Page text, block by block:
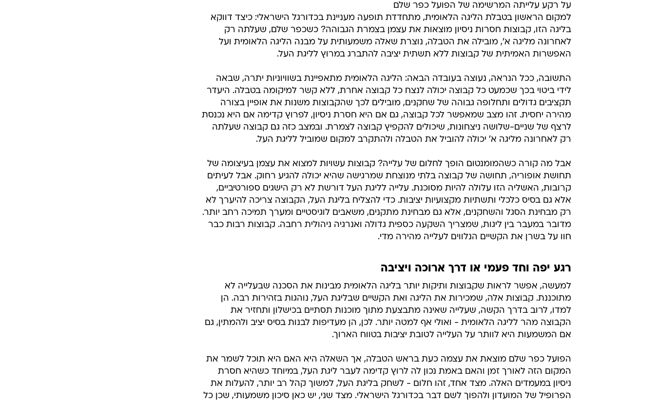
על רקע עלייתה המרשימה של הפועל כפר שלם
למקום הראשון בטבלת הליגה הלאומית, מתחדדת תופעה מעניינת בכדורגל הישראלי: כיצד דווקא
בליגה הזו, קבוצות חסרות ניסיון מוצאות את עצמן בצמרת הגבוהה? כשכפר שלם, שעלתה רק
לאחרונה מליגה א', מובילה את הטבלה, נוצרת שאלה משמעותית על מבנה הליגה הלאומית ועל
האפשרות האמיתית של קבוצות ללא תשתית יציבה להתברג במרוץ לליגת העל.
התשובה, ככל הנראה, נעוצה בעובדה הבאה: הליגה הלאומית מתאפיינת בשוויוניות יתרה, שבאה
לידי ביטוי בכך שכמעט כל קבוצה יכולה לנצח כל קבוצה אחרת, ללא קשר למיקומה בטבלה. היעדר
תקציבים גדולים ותחלופה גבוהה של שחקנים, מובילים לכך שהקבוצות משנות את אופיין בצורה
מהירה יחסית. זהו מצב שמאפשר לכל קבוצה, גם אם היא חסרת ניסיון, לפרוץ קדימה אם היא נכנסת
לרצף של שניים-שלושה ניצחונות, שיכולים להקפיץ קבוצה לצמרת. ובמצב כזה גם קבוצה שעלתה
רק לאחרונה מליגה א' יכולה להוביל את הטבלה ולהתקרב למקום שמוביל לליגת העל.
אבל מה קורה כשהמומנטום הופך לחלום של עלייה? קבוצות עשויות למצוא את עצמן בעיצומה של
תחושת אופוריה, תחושה של קבוצה בלתי מנוצחת שמרגישה שהיא יכולה להגיע רחוק. אבל לעיתים
קרובות, האשליה הזו עלולה להיות מסוכנת. עלייה לליגת העל דורשת לא רק הישגים ספורטיביים,
אלא גם בסיס כלכלי ותשתיות מקצועיות יציבות. כדי להצליח בליגת העל, הקבוצה צריכה להיערך לא
רק מבחינת הסגל והשחקנים, אלא גם מבחינת מתקנים, משאבים לוגיסטיים ומערך תמיכה רחב יותר.
מדובר במעבר בין ליגות, שמצריך השקעה כספית גדולה ואנרגיה ניהולית רחבה. קבוצות רבות כבר
חוו על בשרן את הקשיים הנלווים לעלייה מהירה מדי.
רגע יפה וחד פעמי או דרך ארוכה ויציבה
למעשה, אפשר לראות שקבוצות ותיקות יותר בליגה הלאומית מבינות את הסכנה שבעלייה לא
מתוכננת. קבוצות אלה, שמכירות את הליגה ואת הקשיים שבליגת העל, נוהגות בזהירות רבה. הן
למדו, לרוב בדרך הקשה, שעלייה שאינה מתבצעת מתוך מוכנות תסתיים בכישלון ותחזיר את
הקבוצה מהר לליגה הלאומית - ואולי אף למטה יותר. לכן, הן מעדיפות לבנות בסיס יציב ולהמתין, גם
אם המשמעות היא לוותר על העלייה לטובת יציבות בטווח הארוך.
הפועל כפר שלם מוצאת את עצמה כעת בראש הטבלה, אך השאלה היא האם היא תוכל לשמר את
המקום הזה לאורך זמן והאם באמת נכון לה לרוץ קדימה לעבר ליגת העל, במיוחד כשהיא חסרת
ניסיון במעמדים האלה. מצד אחד, זהו חלום - לשחק בליגת העל, למשוך קהל רב יותר, להעלות את
הפרופיל של המועדון ולהפוך לשם דבר בכדורגל הישראלי. מצד שני, יש כאן סיכון משמעותי, שכן כל